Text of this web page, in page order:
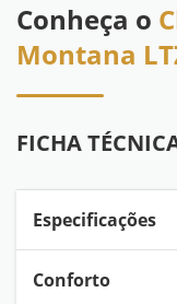
Conheça o
Montana
FICHA
Especificações
Conforto